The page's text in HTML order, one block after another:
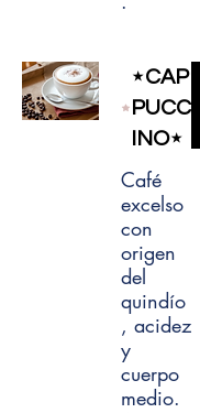
⋆CAP
PUCC
INO⋆
Café
excelso
con
origen
del
quindío
, acidez
y
cuerpo
medio.